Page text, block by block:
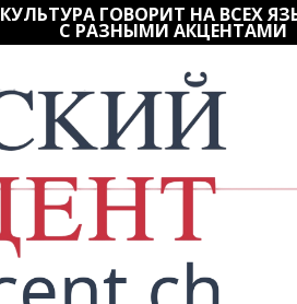
КУЛЬТУРА ГОВОРИТ НА ВСЕХ
С РАЗНЫМИ АКЦЕНТАМИ